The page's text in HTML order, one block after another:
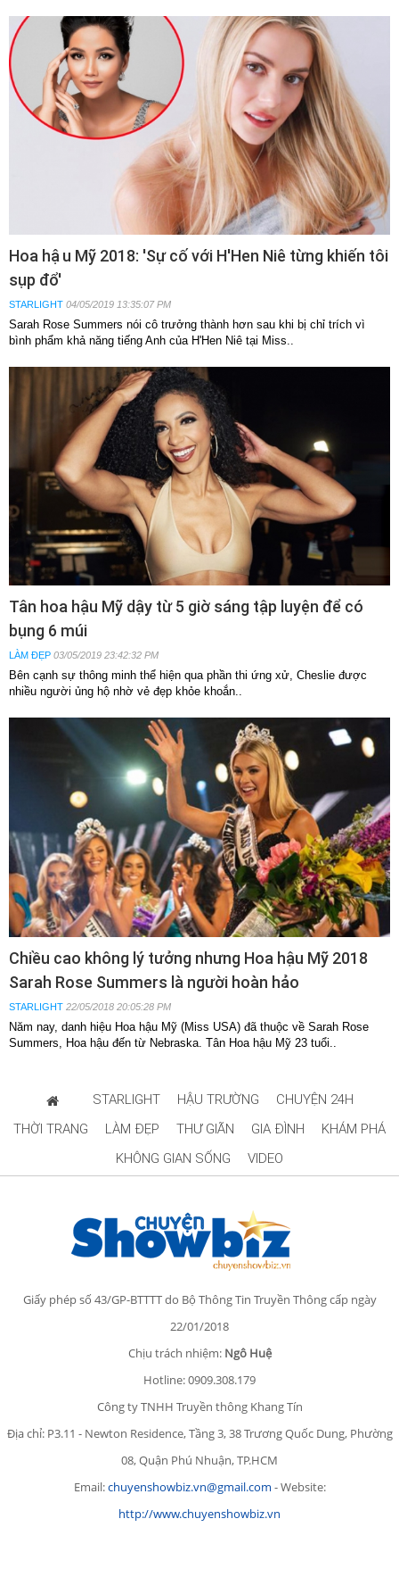
Hoa hậu Mỹ 2018: 'Sự cố với H'Hen Niê từng khiến tôi
sụp đổ'
STARLIGHT 04/05/2019 13:35:07 PM
Sarah Rose Summers nói cô trưởng thành hơn sau khi bị chỉ trích vì
bình phẩm khả năng tiếng Anh của H'Hen Niê tại Miss..
Tân hoa hậu Mỹ dậy từ 5 giờ sáng tập luyện để có
bụng 6 múi
LÀM ĐẸP 03/05/2019 23:42:32 PM
Bên cạnh sự thông minh thể hiện qua phần thi ứng xử, Cheslie được
nhiều người ủng hộ nhờ vẻ đẹp khỏe khoắn..
Chiều cao không lý tưởng nhưng Hoa hậu Mỹ 2018
Sarah Rose Summers là người hoàn hảo
STARLIGHT 22/05/2018 20:05:28 PM
Năm nay, danh hiệu Hoa hậu Mỹ (Miss USA) đã thuộc về Sarah Rose
Summers, Hoa hậu đến từ Nebraska. Tân Hoa hậu Mỹ 23 tuổi..
STARLIGHT HẬU TRƯỜNG
CHUYỆN 24H
THỜI TRANG
LÀM ĐẸP THƯ GIÃN GIA ĐÌNH
KHÁM PHÁ
KHÔNG GIAN SỐNG
VIDEO
Giấy phép số 43/GP-BTTTT do Bộ Thông Tin Truyền Thông cấp ngày
22/01/2018
Chịu trách nhiệm: Ngô Huệ
Hotline: 0909.308.179
Công ty TNHH Truyền thông Khang Tín
Địa chỉ: P3.11 - Newton Residence, Tầng 3, 38 Trương Quốc Dung, Phường
08, Quận Phú Nhuận, TP.HCM
Email:chuyenshowbiz.vn@gmail.com - Website:
http://www.chuyenshowbiz.vn